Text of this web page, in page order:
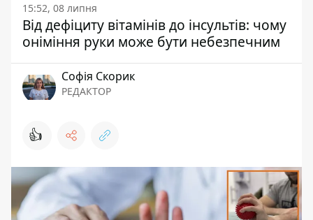
15:52, 08 липня
Від дефіциту вітамінів до інсультів: чому
оніміння руки може бути небезпечним
Софія Скорик
РЕДАКТОР
👍